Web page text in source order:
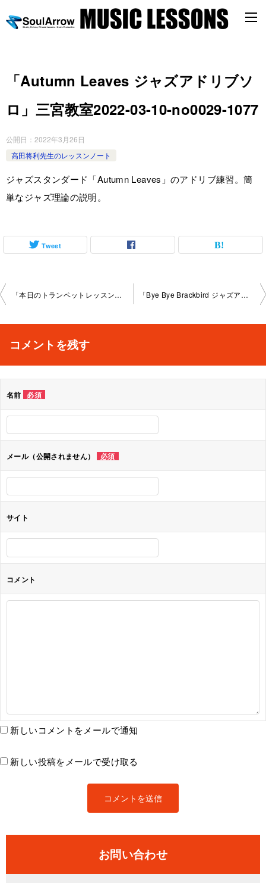
「Autumn Leaves ジャズアドリブソ
ロ」三宮教室2022-03-10-no0029-1077
公開日： 2022年3月26日
高田将利先生のレッスンノート
ジャズスタンダード「Autumn Leaves」のアドリブ練習。簡
単なジャズ理論の説明。
Tweet
投
ビ
シ
ョ
ン
「本日のトランペットレッスン」三宮教室2022-02-24-no0029-1077 「Bye Bye Brackbird ジャズアドリブソロ」三宮教室2022-03-22-no0029-1077
コメントを残す
名前 必須
メール（公開されません） 必須
サイト
コメント
新しいコメントをメールで通知
新しい投稿をメールで受け取る
お問い合わせ